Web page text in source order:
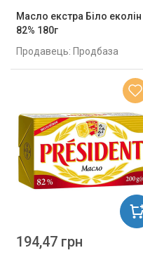
Масло екстра Біло еколін
82% 180г
Продавець: Продбаза
194,47 грн